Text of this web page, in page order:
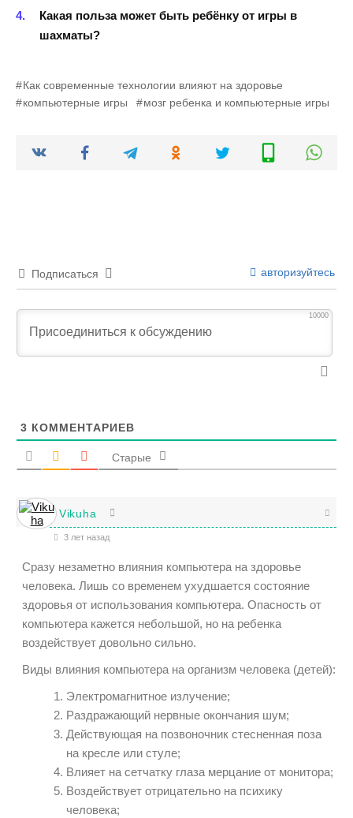
Какая польза может быть ребёнку от игры в
шахматы?
Как современные технологии влияют на здоровье
компьютерные игры
мозг ребенка и компьютерные игры
Подписаться авторизуйтесь
10000
3 КОММЕНТАРИЕВ
Старые
Vikuha
3 лет назад
Сразу незаметно влияния компьютера на здоровье
человека. Лишь со временем ухудшается состояние
здоровья от использования компьютера. Опасность от
компьютера кажется небольшой, но на ребенка
воздействует довольно сильно.
Виды влияния компьютера на организм человека (детей):
Электромагнитное излучение;
Раздражающий нервные окончания шум;
Действующая на позвоночник стесненная поза
на кресле или стуле;
Влияет на сетчатку глаза мерцание от монитора;
Воздействует отрицательно на психику
человека;